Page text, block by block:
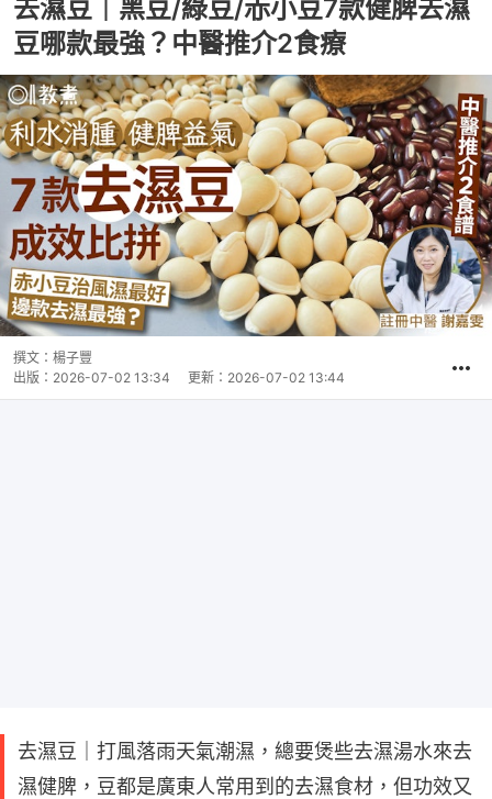
去濕豆｜黑豆/綠豆/赤小豆7款健脾去濕
豆哪款最強？中醫推介2食療
撰文： 楊子豐
出版： 2026-07-02 13:34 更新： 2026-07-02 13:44
去濕豆｜打風落雨天氣潮濕，總要煲些去濕湯水來去
濕健脾，豆都是廣東人常用到的去濕食材，但功效又